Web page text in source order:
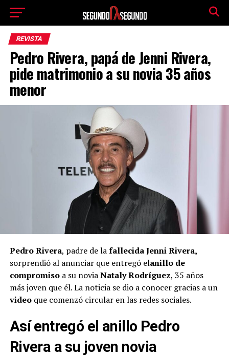
REVISTA
Pedro Rivera, papá de Jenni Rivera,
pide matrimonio a su novia 35 años
menor
Pedro Rivera, padre de lafallecida Jenni Rivera,
sorprendió al anunciar que entregó elanillo de
compromiso a su noviaNataly Rodríguez, 35 años
más joven que él. La noticia se dio a conocer gracias a un
video que comenzó circular en las redes sociales.
Así entregó el anillo Pedro
Rivera a su joven novia